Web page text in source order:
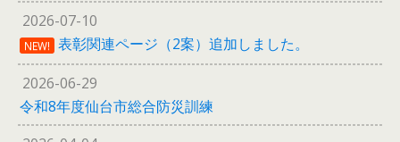
2026-07-10
NEW!
表彰関連ページ（2案）追加しました。
2026-06-29
令和8年度仙台市総合防災訓練